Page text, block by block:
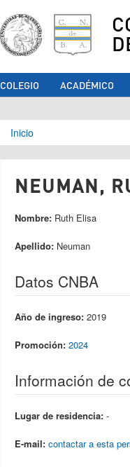
COLEGIO ACADÉMICO
Se
Inicio
NEUMAN,
Nombre: Ruth Elisa
Apellido: Neuman
Datos CNBA
Año de ingreso: 2019
Promoción: 2024
Información de
Lugar de residencia: -
E-mail: contactar a esta